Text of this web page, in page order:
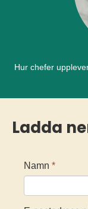
Hur chefer
Ladda